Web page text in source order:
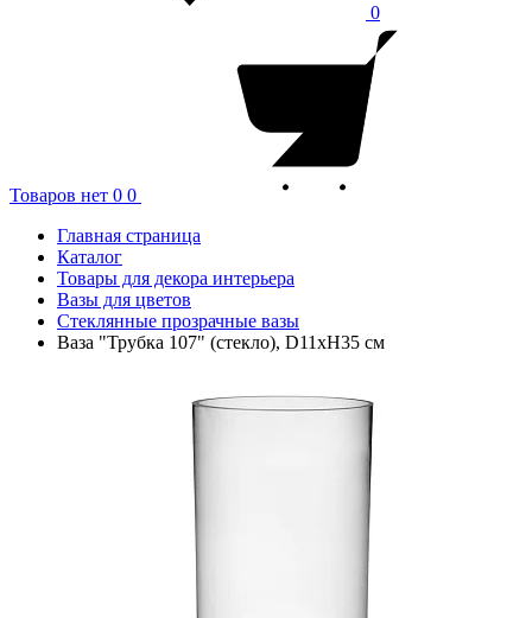
0
Товаров нет 0 0
Главная страница
Каталог
Товары для декора интерьера
Вазы для цветов
Стеклянные прозрачные вазы
Ваза "Трубка 107" (стекло), D11xH35 см